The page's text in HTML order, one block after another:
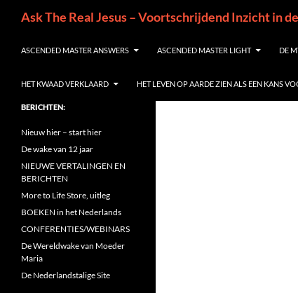
inhoud
Ask The Real Jesus – Voortschrijdend Inzicht in
ASCENDED MASTER ANSWERS ASCENDED MASTER LIGHT DE
HET KWAAD VERKLAARD HET LEVEN OP AARDE ZIEN ALS EEN KANS
BERICHTEN:
Nieuw hier – start hier
De wake van 12 jaar
NIEUWE VERTALINGEN EN
BERICHTEN
More to Life Store, uitleg
BOEKEN in het Nederlands
CONFERENTIES/WEBINARS
De Wereldwake van Moeder
Maria
De Nederlandstalige Site